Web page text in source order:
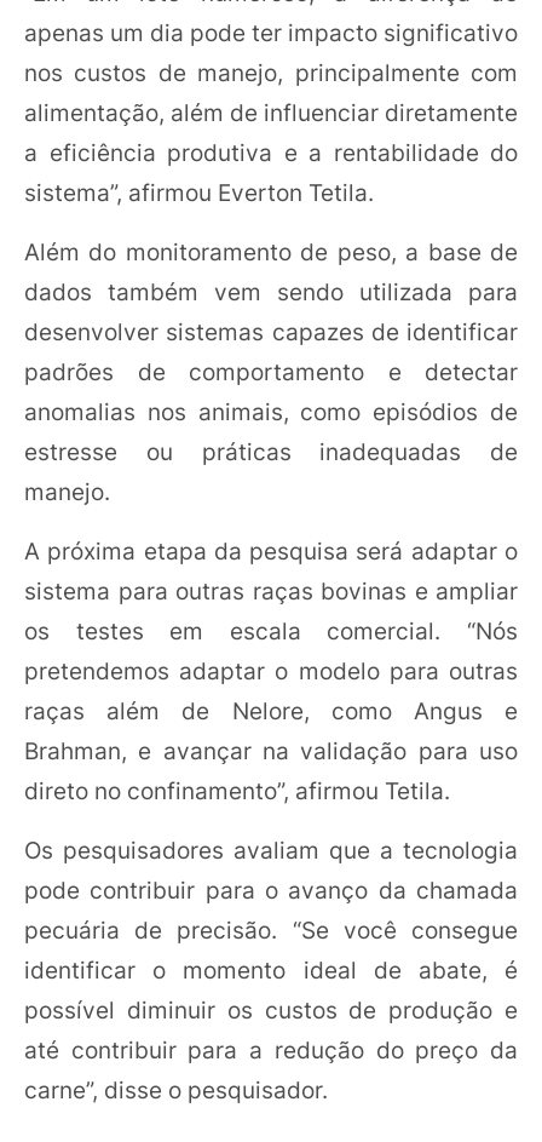
apenas um dia pode ter impacto significativo
nos custos de manejo, principalmente com
alimentação, além de influenciar diretamente
a eficiência produtiva e a rentabilidade do
sistema”, afirmou Everton Tetila.
Além do monitoramento de peso, a base de
dados também vem sendo utilizada para
desenvolver sistemas capazes de identificar
padrões de comportamento e detectar
anomalias nos animais, como episódios de
estresse ou práticas inadequadas de
manejo.
A próxima etapa da pesquisa será adaptar o
sistema para outras raças bovinas e ampliar
os testes em escala comercial. “Nós
pretendemos adaptar o modelo para outras
raças além de Nelore, como Angus e
Brahman, e avançar na validação para uso
direto no confinamento”, afirmou Tetila.
Os pesquisadores avaliam que a tecnologia
pode contribuir para o avanço da chamada
pecuária de precisão. “Se você consegue
identificar o momento ideal de abate, é
possível diminuir os custos de produção e
até contribuir para a redução do preço da
carne”, disse o pesquisador.